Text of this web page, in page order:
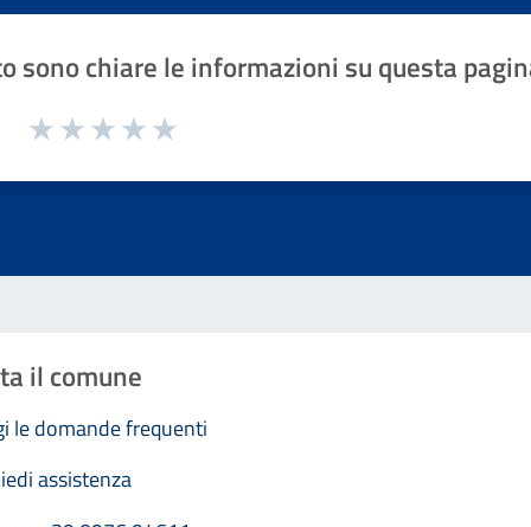
sono chiare le informazioni su questa
1 a 5 stelle la pagina
il comune
le domande frequenti
assistenza